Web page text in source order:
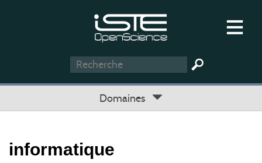
Domaines
informatique